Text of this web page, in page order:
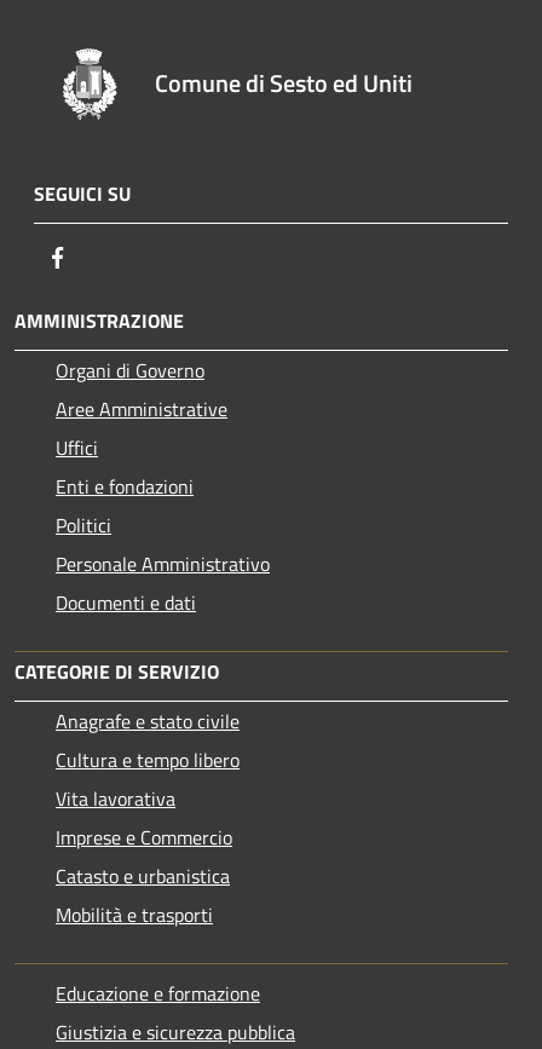
Comune di Sesto ed Uniti
SEGUICI SU
AMMINISTRAZIONE
Organi di Governo
Aree Amministrative
Uffici
Enti e fondazioni
Politici
Personale Amministrativo
Documenti e dati
CATEGORIE DI SERVIZIO
Anagrafe e stato civile
Cultura e tempo libero
Vita lavorativa
Imprese e Commercio
Catasto e urbanistica
Mobilità e trasporti
Educazione e formazione
Giustizia e sicurezza pubblica